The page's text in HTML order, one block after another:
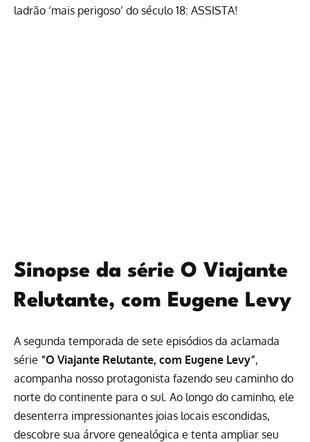
ladrão ‘mais perigoso’ do século 18: ASSISTA!
Sinopse da série O Viajante
Relutante, com Eugene Levy
A segunda temporada de sete episódios da aclamada
série “O Viajante Relutante, com Eugene Levy”,
acompanha nosso protagonista fazendo seu caminho do
norte do continente para o sul. Ao longo do caminho, ele
desenterra impressionantes joias locais escondidas,
descobre sua árvore genealógica e tenta ampliar seu